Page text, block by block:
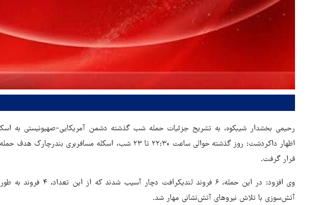
رحیمی بخشدار شیبکوه، به تشریح جزئیات حمله شب گذشته دشمن آمریکایی-صهیونیستی به
اظهار داکردشت: روز گذشته حوالی ساعت ۲۲:۳۰ تا ۲۳ شب، اسکله
قرار گرفت.
وی افزود: در این حمله، ۶ فروند
آتش‌سوزی با تلاش نیروهای آتش‌نشانی مهار شد.